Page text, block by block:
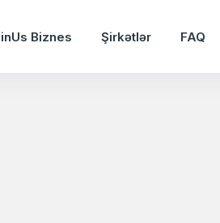
Biznes Şirkətlər FAQ